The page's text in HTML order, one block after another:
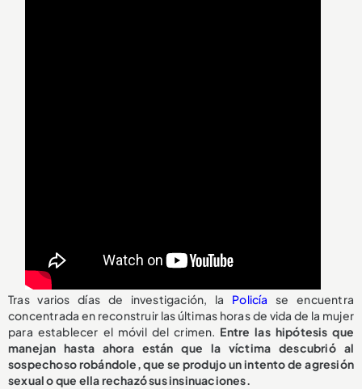
Tras varios días de investigación, la Policía se encuentra
concentrada en reconstruir las últimas horas de vida de la mujer
para establecer el móvil del crimen. Entre las hipótesis que
manejan hasta ahora están que la víctima descubrió al
sospechoso robándole, que se produjo un intento de agresión
sexual o que ella rechazó sus insinuaciones.